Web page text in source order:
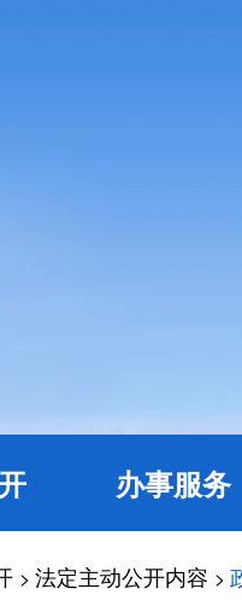
办事服务
> 法定主动公开内容 >